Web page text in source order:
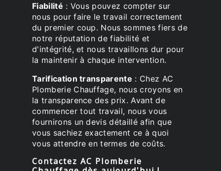
Fiabilité : Vous pouvez compter sur
nous pour faire le travail correctement
du premier coup. Nous sommes fiers de
notre réputation de fiabilité et
d'intégrité, et nous travaillons dur pour
la maintenir à chaque intervention.
Tarification transparente : Chez AC
Plomberie Chauffage, nous croyons en
la transparence des prix. Avant de
commencer tout travail, nous vous
fournirons un devis détaillé afin que
vous sachiez exactement ce à quoi
vous attendre en termes de coûts.
Contactez AC Plomberie